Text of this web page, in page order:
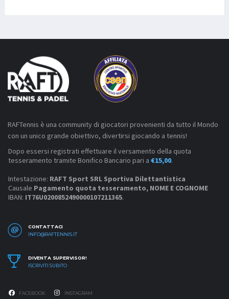
RAFTennis è una community di giocatori provenienti da tutto il Mondo
con un unico grande obiettivo, divertirsi giocando a tennis!
Dopo essersi registrati effettuare il versamento della quota
tesseramento tramite Bonifico Bancario pari a €15,00.
Intestazione: RAFT Sport SRL Sportiva Dilettantistica
Causale Pagamento quota tesseramento, NOME E COGNOME
IBAN: IT76U0200852490000107211365.
CONTATTACI
INFO@RAFTENNIS.IT
DIVENTA SUPERVISOR!
ISCRIVITI SUBITO
FACEBOOK INSTAGRAM